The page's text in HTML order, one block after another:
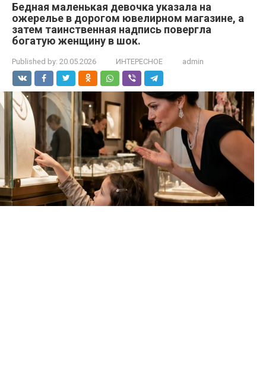
Бедная маленькая девочка указала на
ожерелье в дорогом ювелирном магазине, а
затем таинственная надпись повергла
богатую женщину в шок.
Published by: 20.05.2026 ИНТЕРЕСНОЕ admin